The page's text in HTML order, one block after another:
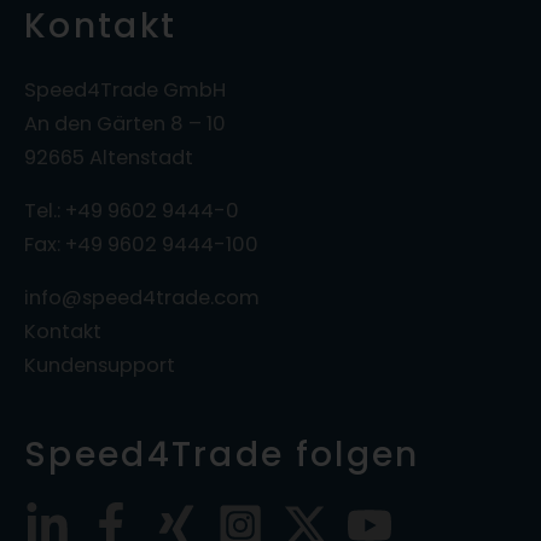
Kontakt
Speed4Trade GmbH
An den Gärten 8 – 10
92665 Altenstadt
Tel.: +49 9602 9444-0
Fax: +49 9602 9444-100
info@speed4trade.com
Kontakt
Kundensupport
Speed4Trade folgen